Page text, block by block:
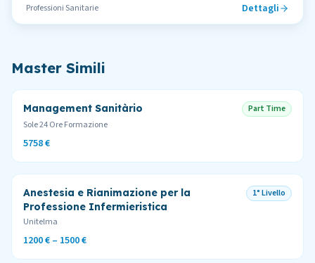
Professioni Sanitarie Dettagli
Master Simili
Management Sanitàrio
Part Time
Sole 24 Ore Formazione
5758 €
Anestesia e Rianimazione per la
Professione Infermieristica
1° Livello
Unitelma
1200 € – 1500 €